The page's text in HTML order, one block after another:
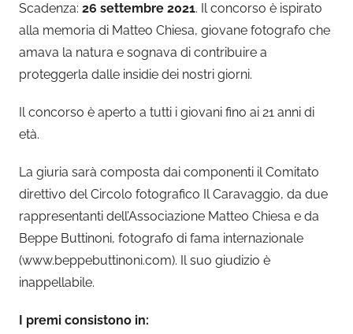
Scadenza: 26 settembre 2021. Il concorso è ispirato
alla memoria di Matteo Chiesa, giovane fotografo che
amava la natura e sognava di contribuire a
proteggerla dalle insidie dei nostri giorni.
Il concorso è aperto a tutti i giovani fino ai 21 anni di
età.
La giuria sarà composta dai componenti il Comitato
direttivo del Circolo fotografico Il Caravaggio, da due
rappresentanti dell’Associazione Matteo Chiesa e da
Beppe Buttinoni, fotografo di fama internazionale
(www.beppebuttinoni.com). Il suo giudizio è
inappellabile.
I premi consistono in: